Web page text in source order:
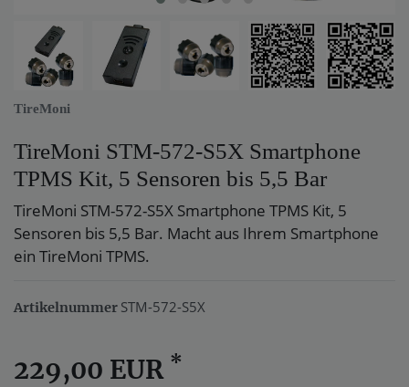
TireMoni
TireMoni STM-572-S5X Smartphone
TPMS Kit, 5 Sensoren bis 5,5 Bar
TireMoni STM-572-S5X Smartphone TPMS Kit, 5
Sensoren bis 5,5 Bar. Macht aus Ihrem Smartphone
ein TireMoni TPMS.
Artikelnummer STM-572-S5X
229,00 EUR *